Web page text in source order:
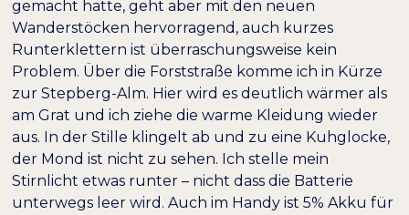
gemacht hatte, geht aber mit den neuen
Wanderstöcken hervorragend, auch kurzes
Runterklettern ist überraschungsweise kein
Problem. Über die Forststraße komme ich in Kürze
zur Stepberg-Alm. Hier wird es deutlich wärmer als
am Grat und ich ziehe die warme Kleidung wieder
aus. In der Stille klingelt ab und zu eine Kuhglocke,
der Mond ist nicht zu sehen. Ich stelle mein
Stirnlicht etwas runter – nicht dass die Batterie
unterwegs leer wird. Auch im Handy ist 5% Akku für